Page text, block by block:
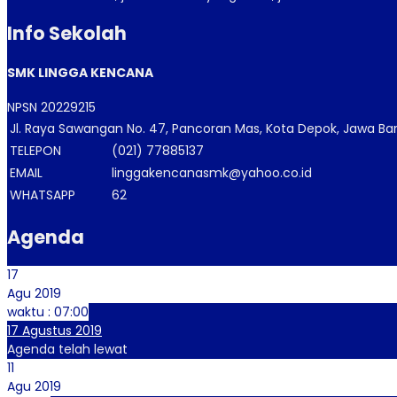
Info Sekolah
SMK LINGGA KENCANA
NPSN 20229215
Jl. Raya Sawangan No. 47, Pancoran Mas, Kota Depok, Jawa
TELEPON
(021) 77885137
EMAIL
linggakencanasmk@yahoo.co.id
WHATSAPP
62
Agenda
17
Agu 2019
waktu : 07:00
17 Agustus 2019
Agenda telah lewat
11
Agu 2019